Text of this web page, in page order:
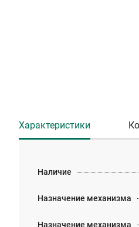
Характеристики
Наличие
Назначение механизма
Назначение механизма